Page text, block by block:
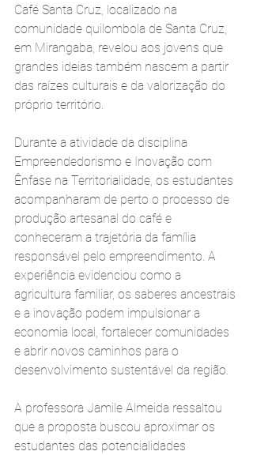
Café Santa Cruz, localizado na
comunidade quilombola de Santa Cruz,
em Mirangaba, revelou aos jovens que
grandes ideias também nascem a partir
das raízes culturais e da valorização do
próprio território.
Durante a atividade da disciplina
Empreendedorismo e Inovação com
Ênfase na Territorialidade, os estudantes
acompanharam de perto o processo de
produção artesanal do café e
conheceram a trajetória da família
responsável pelo empreendimento. A
experiência evidenciou como a
agricultura familiar, os saberes ancestrais
e a inovação podem impulsionar a
economia local, fortalecer comunidades
e abrir novos caminhos para o
desenvolvimento sustentável da região.
A professora Jamile Almeida ressaltou
que a proposta buscou aproximar os
estudantes das potencialidades